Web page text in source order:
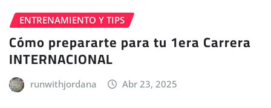
ENTRENAMIENTO Y TIPS
Cómo prepararte para tu 1era Carrera
INTERNACIONAL
runwithjordana Abr 23, 2025